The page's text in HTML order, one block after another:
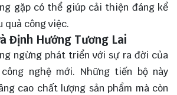
gặp có thể giúp cải thiện đáng kể
quả công việc.
Định Hướng Tương Lai
ngừng phát triển với sự ra đời của
nghệ mới. Những tiến bộ này
cao chất lượng sản phẩm mà còn